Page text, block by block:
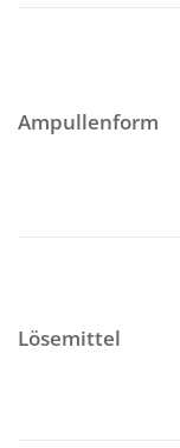
Ampullenform
Lösemittel